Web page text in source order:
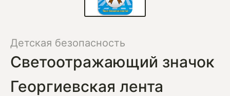
Детская безопасность
Светоотражающий значок
Георгиевская лента